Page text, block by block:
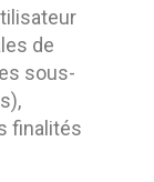
de
sous-
finalités